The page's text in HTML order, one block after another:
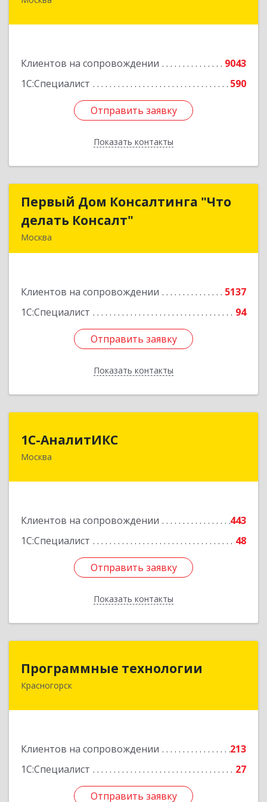
Клиентов на сопровождении
9043
1С:Специалист
590
Отправить заявку
Показать контакты
Отправить заявку
Назад
Первый Дом Консалтинга "Что
делать Консалт"
Москва
Клиентов на сопровождении
5137
1С:Специалист
94
Отправить заявку
Показать контакты
Первый Дом Консалтинга "Что
Отправить заявку
Назад
1С-АналитИКС
Москва
Клиентов на сопровождении
443
1С:Специалист
48
Отправить заявку
Показать контакты
125167, Москва г, Планетная улица ул, дом №
Отправить заявку
Назад
Программные технологии
Красногорск
Клиентов на сопровождении
213
1С:Специалист
27
Отправить заявку
143408, Московская обл, Красногорский р-н,
Отправить заявку